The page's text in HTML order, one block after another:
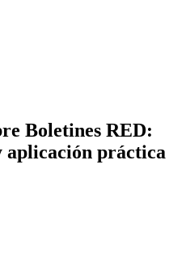
Boletines RED:
práctica